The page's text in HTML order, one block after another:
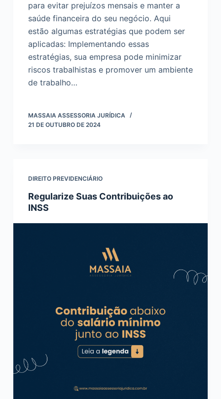
para evitar prejuízos mensais e manter a
saúde financeira do seu negócio. Aqui
estão algumas estratégias que podem ser
aplicadas: Implementando essas
estratégias, sua empresa pode minimizar
riscos trabalhistas e promover um ambiente
de trabalho…
MASSAIA ASSESSORIA JURÍDICA
21 DE OUTUBRO DE 2024
DIREITO PREVIDENCIÁRIO
Regularize Suas Contribuições ao
INSS